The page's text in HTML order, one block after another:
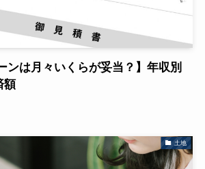
ンは月々いくらが妥当？】年収別
額
土地